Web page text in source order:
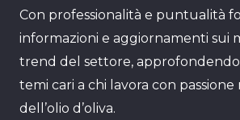
Con professionalità e puntualità
informazioni e aggiornamenti sui
trend del settore,
temi cari a chi lavora con
dell’olio d’oliva.